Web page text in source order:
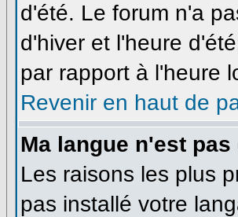
d'été. Le forum n'a
d'hiver et l'heure
par rapport à l'heure
Revenir en haut de
Ma langue n'est
Les raisons les plus
pas installé votre